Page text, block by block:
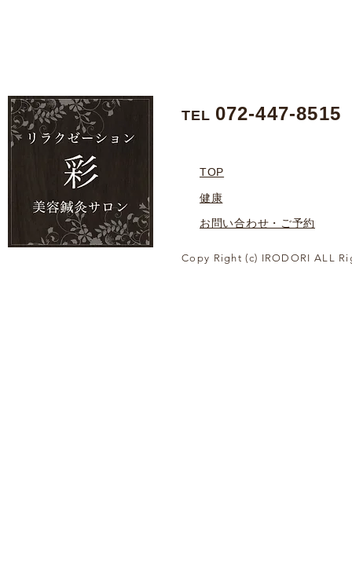
TEL 072-447-8515
TOP
健康
お問い合わせ・ご予約
Copy Right (c) IRODORI ALL